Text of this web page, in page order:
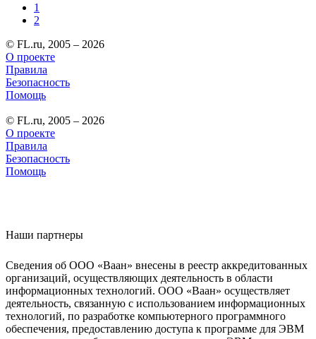
1
2
© FL.ru, 2005 – 2026
О проекте
Правила
Безопасность
Помощь
© FL.ru, 2005 – 2026
О проекте
Правила
Безопасность
Помощь
Наши партнеры
Сведения об ООО «Ваан» внесены в реестр аккредитованных
организаций, осуществляющих деятельность в области
информационных технологий. ООО «Ваан» осуществляет
деятельность, связанную с использованием информационных
технологий, по разработке компьютерного программного
обеспечения, предоставлению доступа к программе для ЭВМ